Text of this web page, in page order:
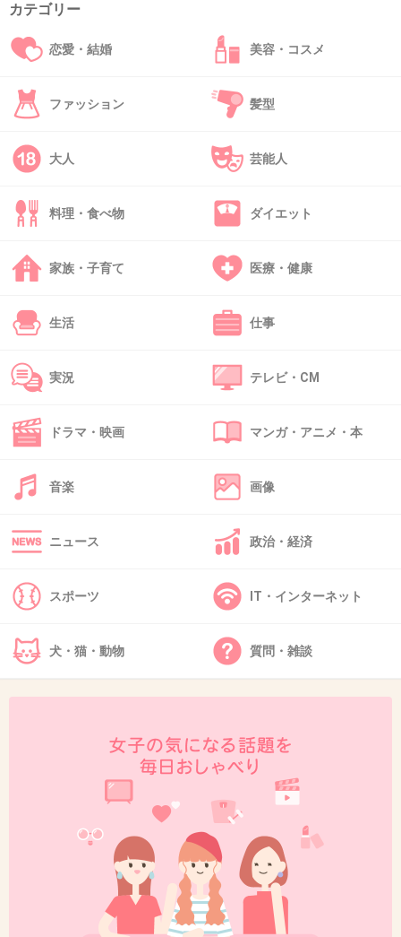
駐車場って徐行運転だよね？
だよね？
徐行運転なら死亡事故にはならなかったはずな
+267
運転が乱暴なんだ
+124
信じれるような、信じられないような微妙な記
事のような気がする。
+55
+66
2013/01/11(金) 15:55:25
どんな車に乗ってたの？
+31
カテゴリー
恋愛・結婚 美容・コスメ
ファッション 髪型
大人 芸能人
料理・食べ物 ダイエット
家族・子育て 医療・健康
生活 仕事
実況 テレビ・CM
ドラマ・映画 マンガ・アニメ・本
音楽 画像
ニュース 政治・経済
スポーツ IT・インターネット
犬・猫・動物 質問・雑談